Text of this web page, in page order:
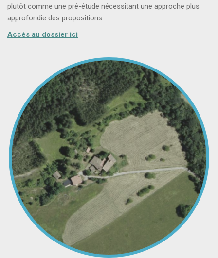
plutôt comme une pré-étude nécessitant une approche plus
approfondie des propositions.
Accès au dossier ici